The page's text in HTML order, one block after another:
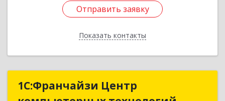
Отправить заявку
Показать контакты
Отправить заявку
Назад
1С:Франчайзи Центр1С:Франчайзи Центр